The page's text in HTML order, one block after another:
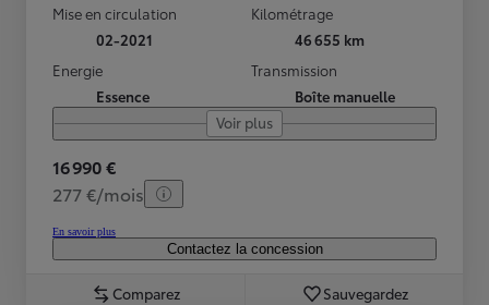
Mise en circulation
02-2021
Kilométrage
46 655 km
Energie
Essence
Transmission
Boîte manuelle
Voir plus
16 990 €
277 €/mois
En savoir plus
Contactez la concession
Comparez Sauvegardez